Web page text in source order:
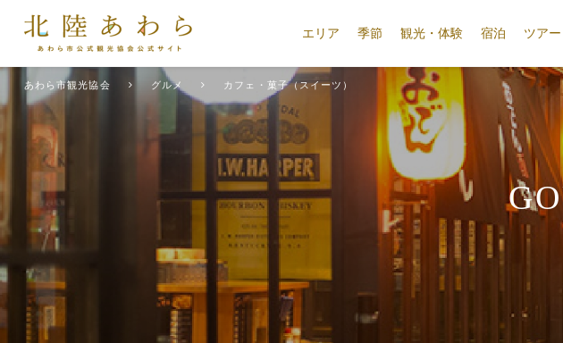
エリア 季節 観光・体験 宿泊 ツアー
あわら市観光協会 グルメ カフェ・菓子（スイーツ）